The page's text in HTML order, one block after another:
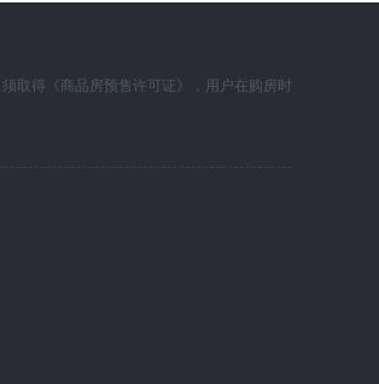
取得《商品房预售许可证》，用户在购房时